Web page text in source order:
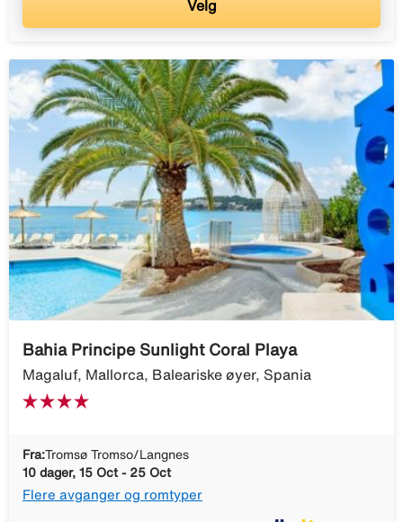
Velg
Bahia Principe Sunlight Coral Playa
Magaluf, Mallorca, Baleariske øyer, Spania
Fra:Tromsø Tromso/Langnes
10 dager, 15 Oct - 25 Oct
Flere avganger og romtyper